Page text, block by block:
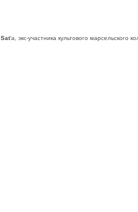
Sat'a, экс-участника культового марсельского